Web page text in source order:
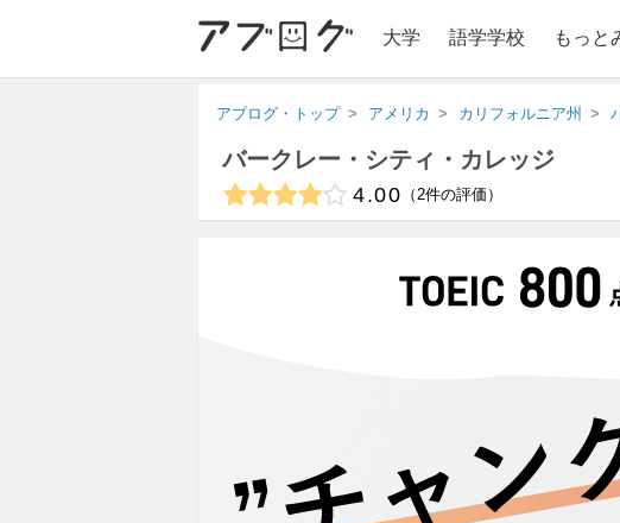
大学 語学学校 もっと
アブログ・トップ アメリカ カリフォルニア州
バークレー・シティ・カレッジ
4.00 2件の評価